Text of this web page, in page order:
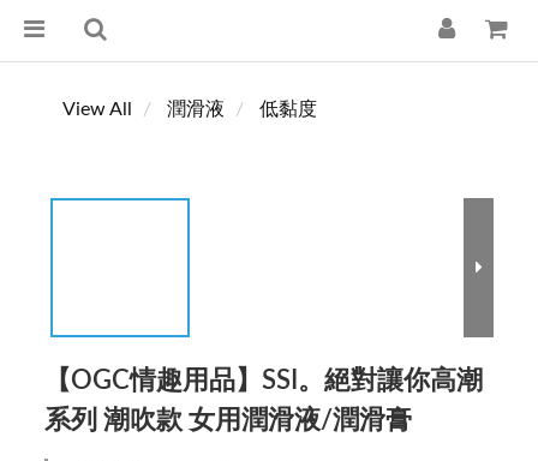
View All 潤滑液 低黏度
【OGC情趣用品】SSI。絕對讓你高潮
系列 潮吹款 女用潤滑液/潤滑膏